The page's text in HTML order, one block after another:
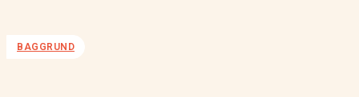
BAGGRUND